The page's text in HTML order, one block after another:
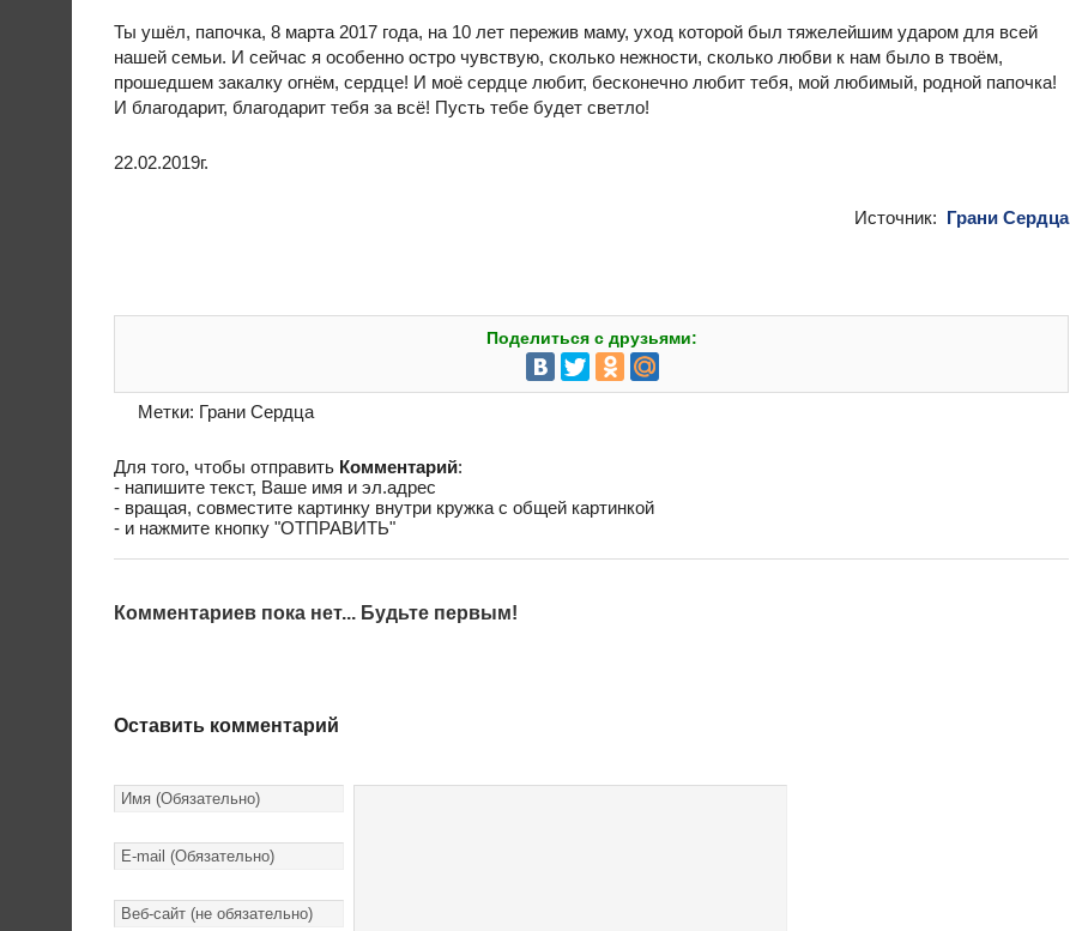
Ты ушёл, папочка, 8 марта 2017 года, на 10 лет пережив маму, уход которой был тяжелейшим ударом для всей
нашей семьи. И сейчас я особенно остро чувствую, сколько нежности, сколько любви к нам было в твоём,
прошедшем закалку огнём, сердце! И моё сердце любит, бесконечно любит тебя, мой любимый, родной папочка!
И благодарит, благодарит тебя за всё! Пусть тебе будет светло!
22.02.2019г.
Источник: Грани Сердца
Поделиться с друзьями:
Метки: Грани Сердца
Для того, чтобы отправить Комментарий:
- напишите текст, Ваше имя и эл.адрес
- вращая, совместите картинку внутри кружка с общей картинкой
- и нажмите кнопку "ОТПРАВИТЬ"
Комментариев пока нет... Будьте первым!
Оставить комментарий